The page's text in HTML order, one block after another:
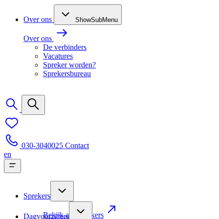
Over ons ShowSubMenu
Over ons
De verbinders
Vacatures
Spreker worden?
Sprekersbureau
030-3040025 Contact
en
Sprekers
Bekijk alle sprekers
Dagvoorzitters